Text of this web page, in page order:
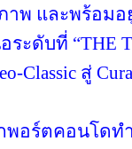
าพ และพร้อมอ
ะดับที่ “THE
Classic สู่
พอร์ตคอนโดท